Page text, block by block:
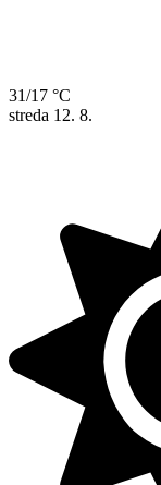
31/17 °C
streda 12. 8.